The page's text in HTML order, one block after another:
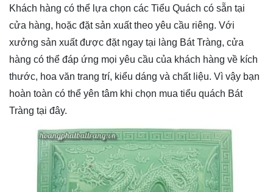
Khách hàng có thể lựa chọn các Tiểu Quách có sẵn tại
cửa hàng, hoặc đặt sản xuất theo yêu cầu riêng. Với
xưởng sản xuất được đặt ngay tại làng Bát Tràng, cửa
hàng có thể đáp ứng mọi yêu cầu của khách hàng về kích
thước, hoa văn trang trí, kiểu dáng và chất liệu. Vì vậy bạn
hoàn toàn có thể yên tâm khi chọn mua tiểu quách Bát
Tràng tại đây.